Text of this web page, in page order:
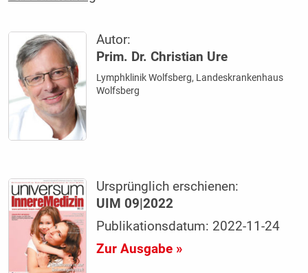
Autor:
Prim. Dr. Christian Ure
Lymphklinik Wolfsberg, Landeskrankenhaus
Wolfsberg
Ursprünglich erschienen:
UIM 09|2022
Publikationsdatum: 2022-11-24
Zur Ausgabe »